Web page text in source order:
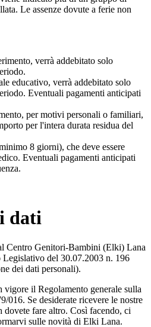
Le assenze dovute a ferie non
verrà addebitato solo
educativo, verrà addebitato solo
Eventuali pagamenti anticipati
per motivi personali o familiari,
per l'intera durata residua del
8 giorni), che deve essere
Eventuali pagamenti anticipati
dati
Centro Genitori-Bambini (Elki) Lana
del 30.07.2003 n. 196
dei dati personali).
il Regolamento generale sulla
016. Se desiderate ricevere le nostre
fare altro. Così facendo, ci
sulle novità di Elki Lana.